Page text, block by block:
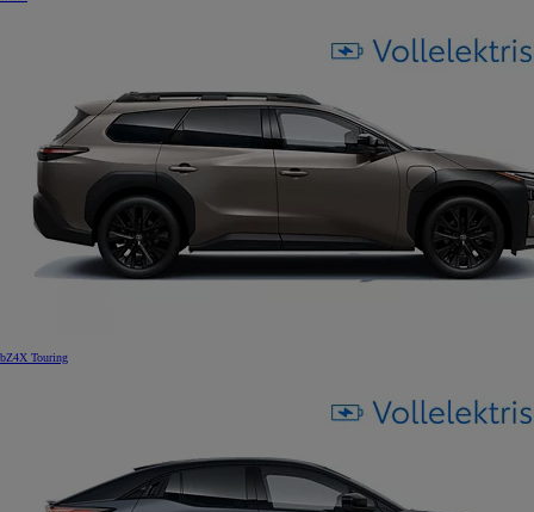
bZ4X Touring